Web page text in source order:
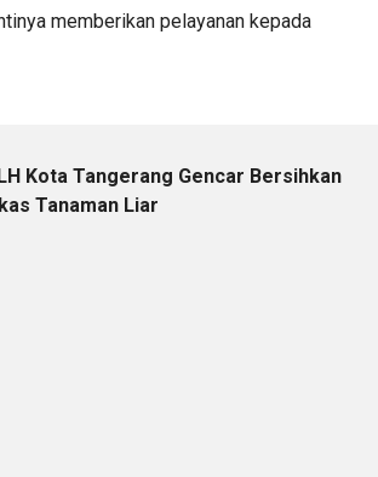
memberikan pelayanan kepada
Kota Tangerang Gencar Bersihkan
Tanaman Liar